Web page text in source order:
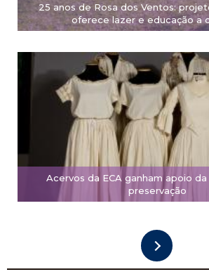
25 anos de Rosa dos Ventos:
oferece lazer e educação a
Acervos da ECA ganham apoio
preservação